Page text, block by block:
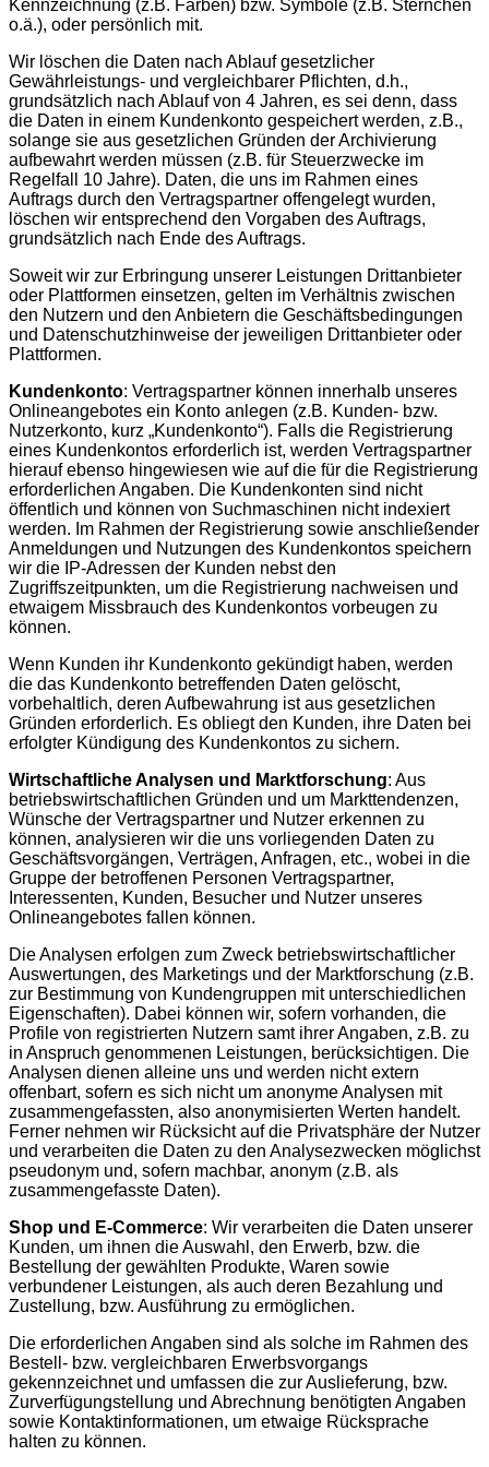
Kennzeichnung (z.B. Farben) bzw. Symbole (z.B. Sternchen
o.ä.), oder persönlich mit.
Wir löschen die Daten nach Ablauf gesetzlicher
Gewährleistungs- und vergleichbarer Pflichten, d.h.,
grundsätzlich nach Ablauf von 4 Jahren, es sei denn, dass
die Daten in einem Kundenkonto gespeichert werden, z.B.,
solange sie aus gesetzlichen Gründen der Archivierung
aufbewahrt werden müssen (z.B. für Steuerzwecke im
Regelfall 10 Jahre). Daten, die uns im Rahmen eines
Auftrags durch den Vertragspartner offengelegt wurden,
löschen wir entsprechend den Vorgaben des Auftrags,
grundsätzlich nach Ende des Auftrags.
Soweit wir zur Erbringung unserer Leistungen Drittanbieter
oder Plattformen einsetzen, gelten im Verhältnis zwischen
den Nutzern und den Anbietern die Geschäftsbedingungen
und Datenschutzhinweise der jeweiligen Drittanbieter oder
Plattformen.
Kundenkonto: Vertragspartner können innerhalb unseres
Onlineangebotes ein Konto anlegen (z.B. Kunden- bzw.
Nutzerkonto, kurz „Kundenkonto“). Falls die Registrierung
eines Kundenkontos erforderlich ist, werden Vertragspartner
hierauf ebenso hingewiesen wie auf die für die Registrierung
erforderlichen Angaben. Die Kundenkonten sind nicht
öffentlich und können von Suchmaschinen nicht indexiert
werden. Im Rahmen der Registrierung sowie anschließender
Anmeldungen und Nutzungen des Kundenkontos speichern
wir die IP-Adressen der Kunden nebst den
Zugriffszeitpunkten, um die Registrierung nachweisen und
etwaigem Missbrauch des Kundenkontos vorbeugen zu
können.
Wenn Kunden ihr Kundenkonto gekündigt haben, werden
die das Kundenkonto betreffenden Daten gelöscht,
vorbehaltlich, deren Aufbewahrung ist aus gesetzlichen
Gründen erforderlich. Es obliegt den Kunden, ihre Daten bei
erfolgter Kündigung des Kundenkontos zu sichern.
Wirtschaftliche Analysen und Marktforschung: Aus
betriebswirtschaftlichen Gründen und um Markttendenzen,
Wünsche der Vertragspartner und Nutzer erkennen zu
können, analysieren wir die uns vorliegenden Daten zu
Geschäftsvorgängen, Verträgen, Anfragen, etc., wobei in die
Gruppe der betroffenen Personen Vertragspartner,
Interessenten, Kunden, Besucher und Nutzer unseres
Onlineangebotes fallen können.
Die Analysen erfolgen zum Zweck betriebswirtschaftlicher
Auswertungen, des Marketings und der Marktforschung (z.B.
zur Bestimmung von Kundengruppen mit unterschiedlichen
Eigenschaften). Dabei können wir, sofern vorhanden, die
Profile von registrierten Nutzern samt ihrer Angaben, z.B. zu
in Anspruch genommenen Leistungen, berücksichtigen. Die
Analysen dienen alleine uns und werden nicht extern
offenbart, sofern es sich nicht um anonyme Analysen mit
zusammengefassten, also anonymisierten Werten handelt.
Ferner nehmen wir Rücksicht auf die Privatsphäre der Nutzer
und verarbeiten die Daten zu den Analysezwecken möglichst
pseudonym und, sofern machbar, anonym (z.B. als
zusammengefasste Daten).
Shop und E-Commerce: Wir verarbeiten die Daten unserer
Kunden, um ihnen die Auswahl, den Erwerb, bzw. die
Bestellung der gewählten Produkte, Waren sowie
verbundener Leistungen, als auch deren Bezahlung und
Zustellung, bzw. Ausführung zu ermöglichen.
Die erforderlichen Angaben sind als solche im Rahmen des
Bestell- bzw. vergleichbaren Erwerbsvorgangs
gekennzeichnet und umfassen die zur Auslieferung, bzw.
Zurverfügungstellung und Abrechnung benötigten Angaben
sowie Kontaktinformationen, um etwaige Rücksprache
halten zu können.